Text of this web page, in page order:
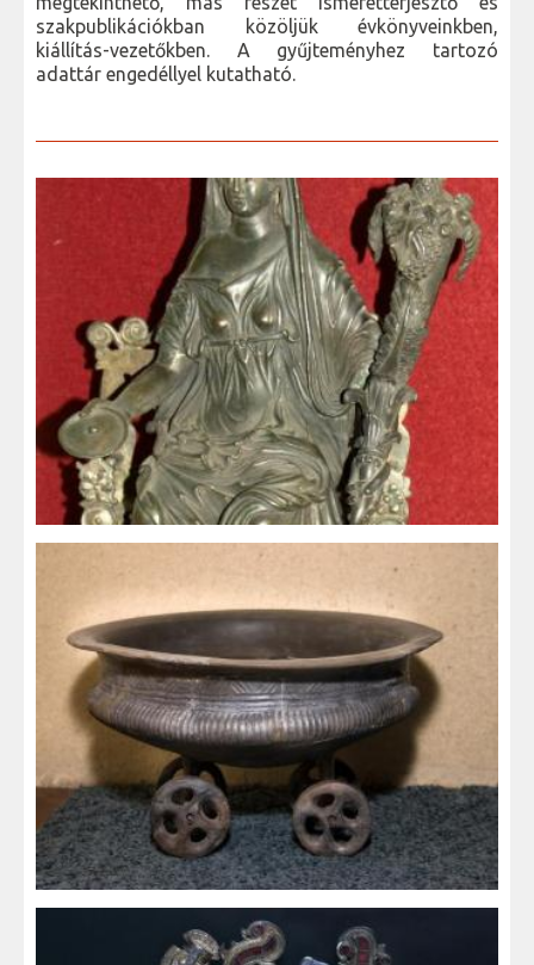
szakpublikációkban közöljük évkönyveinkben,
kiállítás-vezetőkben. A gyűjteményhez tartozó
adattár engedéllyel kutatható.